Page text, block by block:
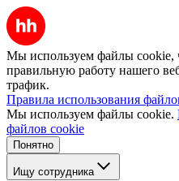
Мы используем файлы cookie,
правильную работу нашего
трафик.
Правила использования
Мы используем файлы cookie.
файлов cookie
Понятно
Ищу сотрудника